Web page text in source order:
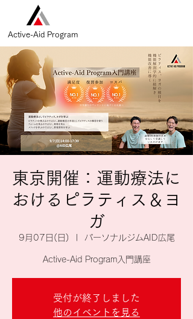
Active-Aid Program
東京開催：運動療法に
おけるピラティス＆ヨ
ガ
9月07日(日) パーソナルジムAID広尾
Active-Aid Program入門講座
受付が終了しました
他のイベントを見る